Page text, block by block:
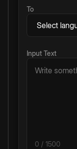
To
Input Text
0 / 1500